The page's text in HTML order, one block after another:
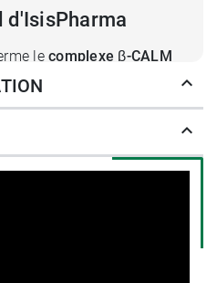
d'IsisPharma
le complexe β-CALM
de petit houx,
qui ont pour objectif